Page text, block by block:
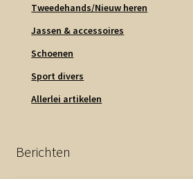
Tweedehands/Nieuw heren
Jassen & accessoires
Schoenen
Sport divers
Allerlei artikelen
Berichten